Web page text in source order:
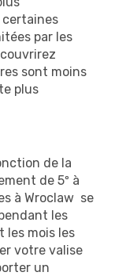
certaines
par les
sont moins
plus
de la
de 5º à
à Wroclaw se
les
les mois les
votre valise
un